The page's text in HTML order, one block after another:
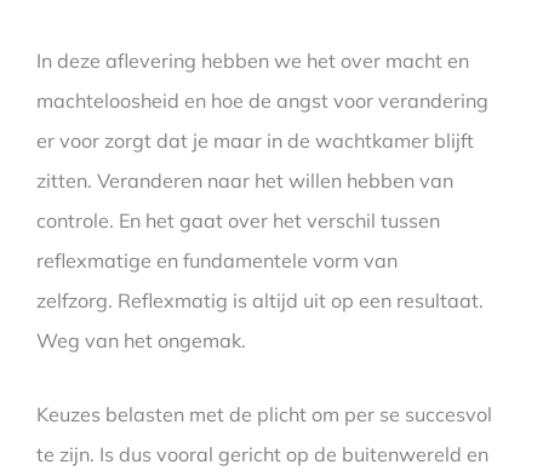
In deze aflevering hebben we het over macht en
machteloosheid en hoe de angst voor verandering
er voor zorgt dat je maar in de wachtkamer blijft
zitten. Veranderen naar het willen hebben van
controle. En het gaat over het verschil tussen
reflexmatige en fundamentele vorm van
zelfzorg. Reflexmatig is altijd uit op een resultaat.
Weg van het ongemak.
Keuzes belasten met de plicht om per se succesvol
te zijn. Is dus vooral gericht op de buitenwereld en